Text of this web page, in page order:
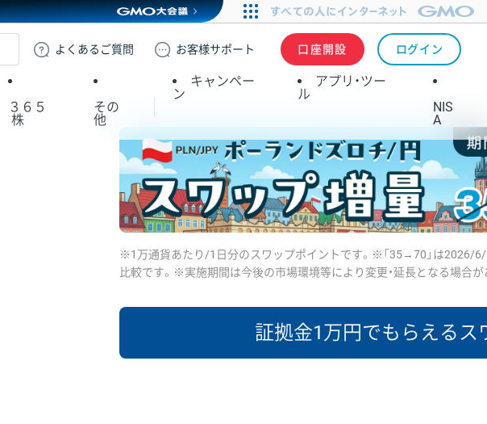
GMOクリック証券
よくある ご質問 お客様サポート 口座開設 ログイン
３６５
株
その
他
キャンペー
ン
アプリ・ツー
ル
NIS
A
※1万通貨あたり/1日分のスワップポイントです。※「35→70」は2026/6/
比較です。※実施期間は今後の市場環境等により変更・延長となる場合が
証拠金1万円でもらえるス